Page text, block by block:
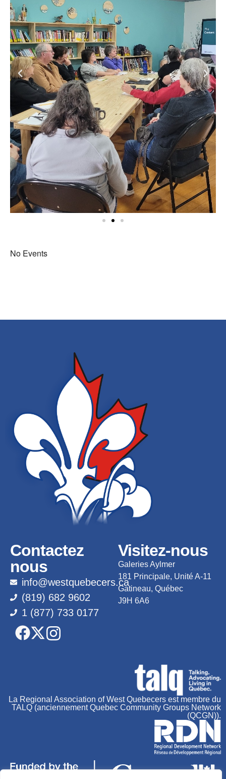
No Events
Contactez
nous
info@westquebecers.ca
(819) 682 9602
1 (877) 733 0177
Visitez-nous
Galeries Aylmer
181 Principale, Unité A-11
Gatineau, Québec
J9H 6A6
La Regional Association of West Quebecers est membre du
TALQ (anciennement Quebec Community Groups Network
(QCGN)).